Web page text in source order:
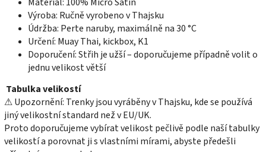
Výroba: Ručně vyrobeno v Thajsku
Údržba: Perte naruby, maximálně na 30 °C
Určení: Muay Thai, kickbox, K1
Doporučení: Střih je užší – doporučujeme případně volit o
jednu velikost větší
Tabulka velikostí
⚠ Upozornění: Trenky jsou vyráběny v Thajsku, kde se používá
jiný velikostní standard než v EU/UK.
Proto doporučujeme vybírat velikost pečlivě podle naší tabulky
velikostí a porovnat ji s vlastními mírami, abyste předešli